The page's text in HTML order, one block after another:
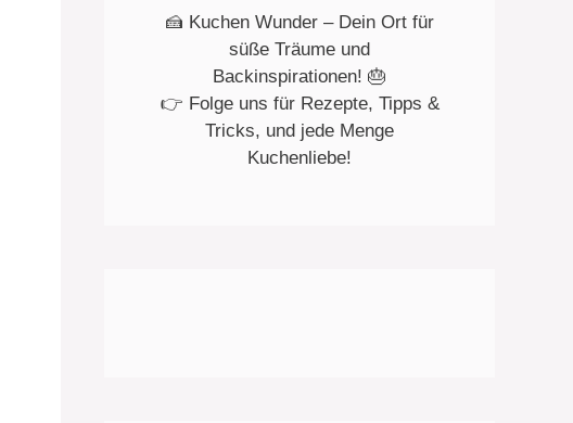
🍰 Kuchen Wunder – Dein Ort für
süße Träume und
Backinspirationen! 🎂
👉 Folge uns für Rezepte, Tipps &
Tricks, und jede Menge
Kuchenliebe!